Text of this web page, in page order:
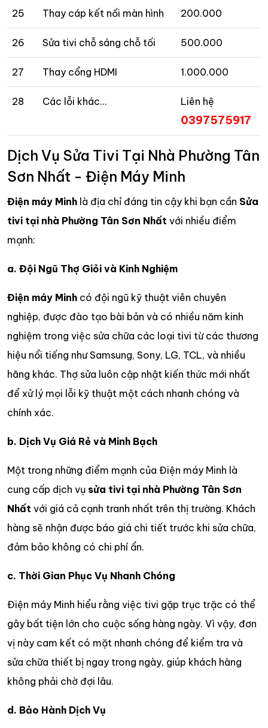
25 Thay cáp kết nối màn hình 200.000
26 Sửa tivi chỗ sáng chỗ tối 500.000
27 Thay cổng HDMI 1.000.000
28 Các lỗi khác… Liên hệ
0397575917
Dịch Vụ Sửa Tivi Tại Nhà Phường Tân
Sơn Nhất - Điện Máy Minh
Điện máy Minh là địa chỉ đáng tin cậy khi bạn cần Sửa
tivi tại nhà Phường Tân Sơn Nhất với nhiều điểm
mạnh:
a. Đội Ngũ Thợ Giỏi và Kinh Nghiệm
Điện máy Minh có đội ngũ kỹ thuật viên chuyên
nghiệp, được đào tạo bài bản và có nhiều năm kinh
nghiệm trong việc sửa chữa các loại tivi từ các thương
hiệu nổi tiếng như Samsung, Sony, LG, TCL, và nhiều
hãng khác. Thợ sửa luôn cập nhật kiến thức mới nhất
để xử lý mọi lỗi kỹ thuật một cách nhanh chóng và
chính xác.
b. Dịch Vụ Giá Rẻ và Minh Bạch
Một trong những điểm mạnh của Điện máy Minh là
cung cấp dịch vụ sửa tivi tại nhà Phường Tân Sơn
Nhất với giá cả cạnh tranh nhất trên thị trường. Khách
hàng sẽ nhận được báo giá chi tiết trước khi sửa chữa,
đảm bảo không có chi phí ẩn.
c. Thời Gian Phục Vụ Nhanh Chóng
Điện máy Minh hiểu rằng việc tivi gặp trục trặc có thể
gây bất tiện lớn cho cuộc sống hàng ngày. Vì vậy, đơn
vị này cam kết có mặt nhanh chóng để kiểm tra và
sửa chữa thiết bị ngay trong ngày, giúp khách hàng
không phải chờ đợi lâu.
d. Bảo Hành Dịch Vụ